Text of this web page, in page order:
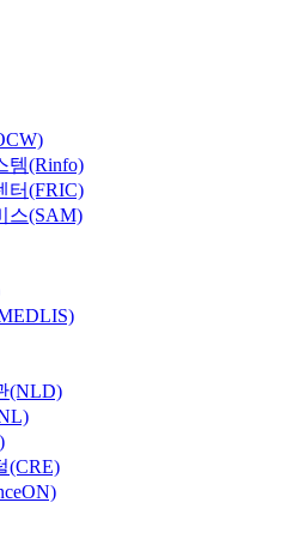
템(Rinfo)
터(FRIC)
스(SAM)
(NLD)
(CRE)